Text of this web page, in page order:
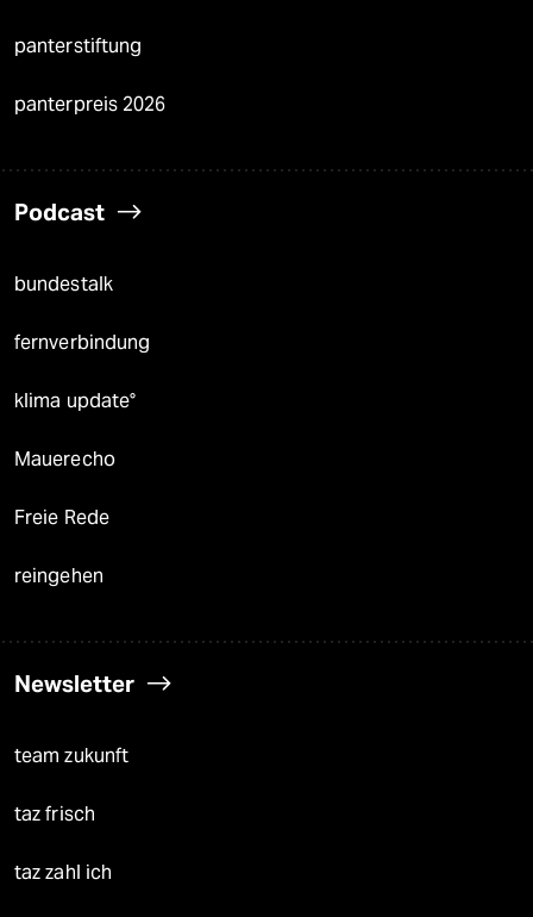
panterstiftung
panterpreis 2026
Podcast
bundestalk
fernverbindung
klima update°
Mauerecho
Freie Rede
reingehen
Newsletter
team zukunft
taz frisch
taz zahl ich